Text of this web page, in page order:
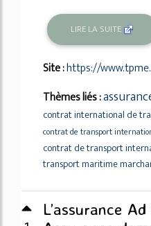
LIRE LA SUITE
Site :https://
Thèmes liés :
contrat international de
contrat de transport
contrat de transport
transport maritime
L’assurance